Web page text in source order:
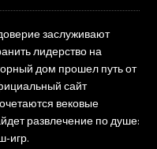
заслуживают
лидерство на
дом прошел путь от
сайт
вековые
развлечение по душе:
игр.